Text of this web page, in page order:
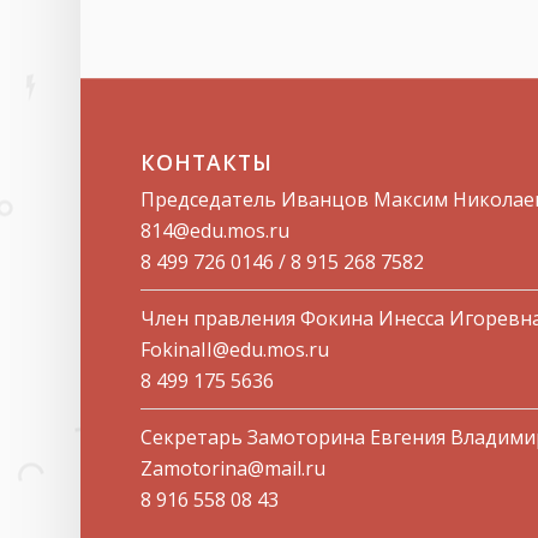
КОНТАКТЫ
Председатель Иванцов Максим
814@edu.mos.ru​
8 499 726 0146 / 8 915 268 7582
Член правления Фокина Инесса
FokinaII@edu.mos.ru
8 499 175 5636
Секретарь Замоторина Евгения
Zamotorina@mail.ru
8 916 558 08 43